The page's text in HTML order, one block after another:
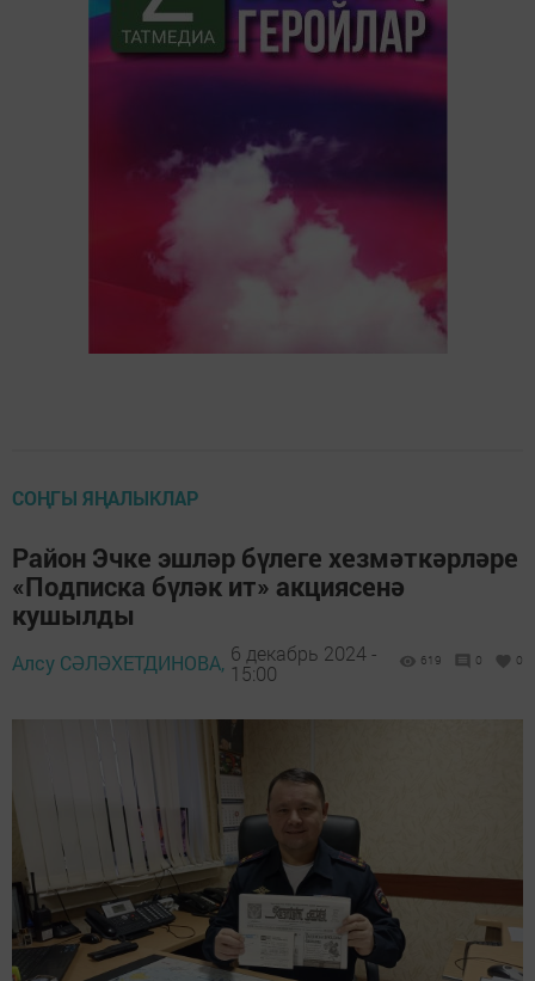
СОҢГЫ ЯҢАЛЫКЛАР
Район Эчке эшләр бүлеге хезмәткәрләре
«Подписка бүләк ит» акциясенә
кушылды
Алсу СӘЛӘХЕТДИНОВА, 6 декабрь 2024 -
15:00
619 0 0